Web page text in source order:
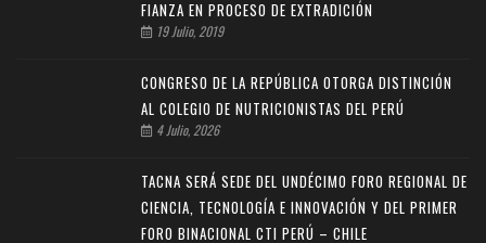
FIANZA EN PROCESO DE EXTRADICIÓN
19 Julio, 2019
CONGRESO DE LA REPÚBLICA OTORGA DISTINCIÓN
AL COLEGIO DE NUTRICIONISTAS DEL PERÚ
4 Julio, 2026
TACNA SERÁ SEDE DEL UNDÉCIMO FORO REGIONAL DE
CIENCIA, TECNOLOGÍA E INNOVACIÓN Y DEL PRIMER
FORO BINACIONAL CTI PERÚ – CHILE